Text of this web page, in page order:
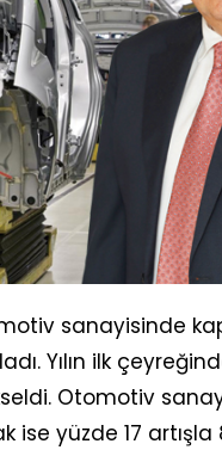
sanayisinde
Yılın ilk
Otomotiv
ise yüzde 17